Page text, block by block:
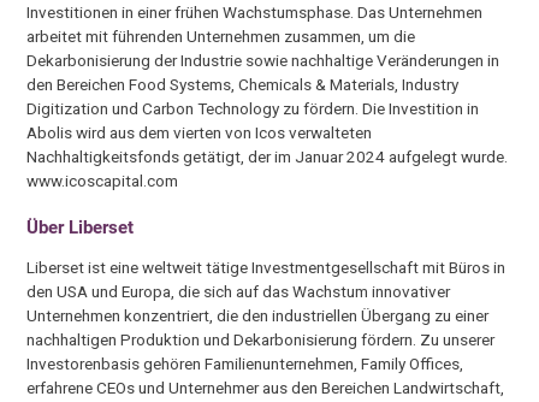
Investitionen in einer frühen Wachstumsphase. Das Unternehmen
arbeitet mit führenden Unternehmen zusammen, um die
Dekarbonisierung der Industrie sowie nachhaltige Veränderungen in
den Bereichen Food Systems, Chemicals & Materials, Industry
Digitization und Carbon Technology zu fördern. Die Investition in
Abolis wird aus dem vierten von Icos verwalteten
Nachhaltigkeitsfonds getätigt, der im Januar 2024 aufgelegt wurde.
www.icoscapital.com
Über Liberset
Liberset ist eine weltweit tätige Investmentgesellschaft mit Büros in
den USA und Europa, die sich auf das Wachstum innovativer
Unternehmen konzentriert, die den industriellen Übergang zu einer
nachhaltigen Produktion und Dekarbonisierung fördern. Zu unserer
Investorenbasis gehören Familienunternehmen, Family Offices,
erfahrene CEOs und Unternehmer aus den Bereichen Landwirtschaft,